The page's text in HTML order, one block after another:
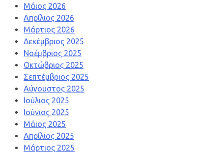
Μάιος 2026
Απρίλιος 2026
Μάρτιος 2026
Δεκέμβριος 2025
Νοέμβριος 2025
Οκτώβριος 2025
Σεπτέμβριος 2025
Αύγουστος 2025
Ιούλιος 2025
Ιούνιος 2025
Μάιος 2025
Απρίλιος 2025
Μάρτιος 2025